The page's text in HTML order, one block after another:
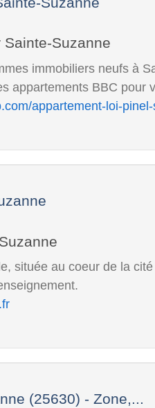
immobiliers neufs à
appartements BBC pour
appartement-loi-
située au coeur de la
(25630) - Zone,...